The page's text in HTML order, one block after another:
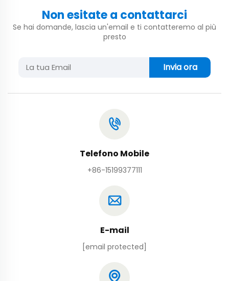
Non esitate a contattarci
Se hai domande, lascia un'email e ti contatteremo al più
presto
Invia ora
Telefono Mobile
+86-15199377111
E-mail
[email protected]